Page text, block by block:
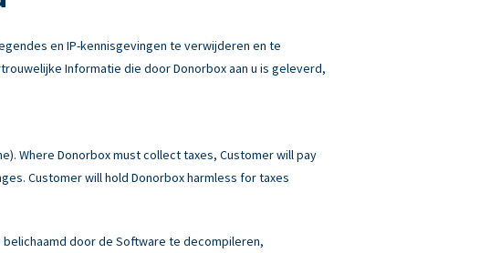
en IP-kennisgevingen te verwijderen en te
Informatie die door Donorbox aan u is geleverd,
Where Donorbox must collect taxes, Customer will pay
Customer will hold Donorbox harmless for taxes
door de Software te decompileren,